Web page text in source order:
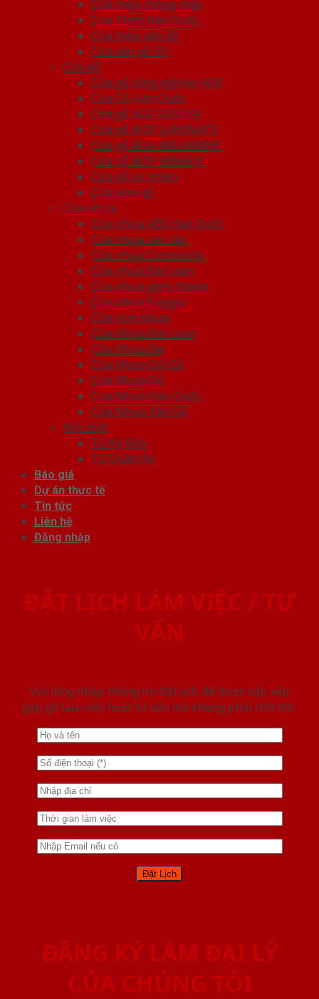
Cửa thép chống cháy
Cửa Thép Hàn Quốc
Cửa thép vân gỗ
Cửa vân gỗ 5D
Cửa gỗ
Cửa gỗ công nghiệp HDF
Cửa Gỗ Hàn Quốc
Cửa gỗ HDF VENEER
Cửa gỗ MDF LAMINATE
Cửa gỗ MDF MELAMINE
Cửa gỗ MDF VENEER
Cửa gỗ tự nhiên
Cửa vòm gỗ
Cửa nhựa
Cửa nhựa ABS Hàn Quốc
Cửa nhựa cao cấp
Cửa nhựa Composite
Cửa nhựa Đài Loan
Cửa nhựa ghép thanh
Cửa nhựa Sungyu
Cửa vòm nhựa
Cửa Nhựa Đài Loan
Cửa Nhựa Đẹp
Cửa Nhựa Giả Gỗ
Cửa Nhựa Gỗ
Cửa Nhựa Hàn Quốc
Cửa Nhựa Vân Gỗ
Nội thất
Tủ Kệ Bếp
Tủ Quần Áo
Báo giá
Dự án thực tế
Tin tức
Liên hệ
Đăng nhập
ĐẶT LỊCH LÀM VIỆC / TƯ
VẤN
Vui lòng nhập thông tin đặt lịch để được sắp xếp
gặp gỡ làm việc hoăc tư vấn mà không phải chờ đợi.
ĐĂNG KÝ LÀM ĐẠI LÝ
CỦA CHÚNG TÔI